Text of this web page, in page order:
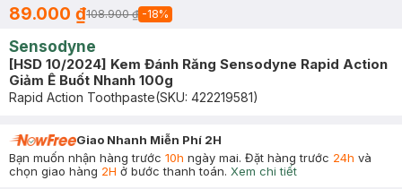
89.000 ₫108.900 ₫ -18%
Sensodyne
[HSD 10/2024] Kem Đánh Răng Sensodyne Rapid Action
Giảm Ê Buốt Nhanh 100g
Rapid Action Toothpaste(SKU: 422219581)
Giao Nhanh Miễn Phí 2H
Bạn muốn nhận hàng trước 10h ngày mai. Đặt hàng trước 24h và
chọn giao hàng 2H ở bước thanh toán. Xem chi tiết